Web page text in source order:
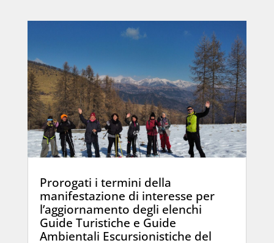
Prorogati i termini della
manifestazione di interesse per
l’aggiornamento degli elenchi
Guide Turistiche e Guide
Ambientali Escursionistiche del